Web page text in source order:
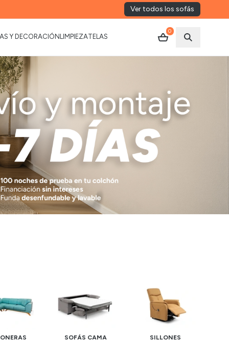
Ver todos los sofás
Y DECORACIÓN LIMPIEZATELAS
0
SOFÁS CAMA SILLONES